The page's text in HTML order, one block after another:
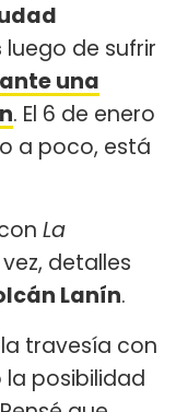
luego de sufrir
una
. El 6 de enero
a poco, está
La
detalles
Lanín.
travesía con
posibilidad